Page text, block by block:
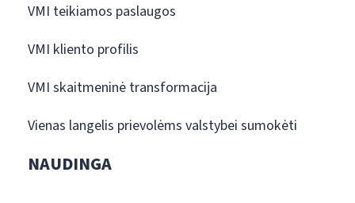
VMI teikiamos paslaugos
VMI kliento profilis
VMI skaitmeninė transformacija
Vienas langelis prievolėms valstybei sumokėti
NAUDINGA